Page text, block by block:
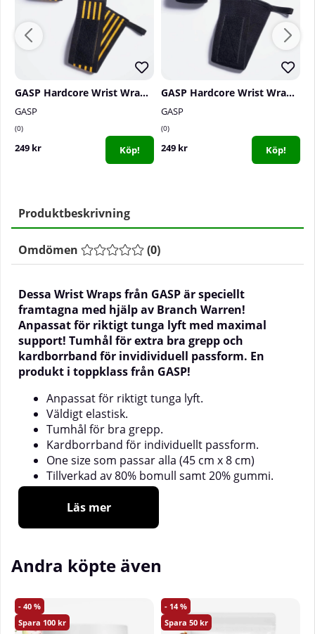
GASP Hardcore Wrist Wraps 18 inch, black/yellow
GASP
0
249 kr Köp!
GASP Hardcore Wrist Wraps 18 inch, black/white
GASP
0
249 kr Köp!
Produktbeskrivning
Omdömen (0)
Dessa Wrist Wraps från GASP är speciellt
framtagna med hjälp av Branch Warren!
Anpassat för riktigt tunga lyft med maximal
support! Tumhål för extra bra grepp och
kardborrband för invidividuell passform. En
produkt i toppklass från GASP!
Anpassat för riktigt tunga lyft.
Väldigt elastisk.
Tumhål för bra grepp.
Kardborrband för individuellt passform.
One size som passar alla (45 cm x 8 cm)
Tillverkad av 80% bomull samt 20% gummi.
Läs mer
Andra köpte även
40
100
14
50